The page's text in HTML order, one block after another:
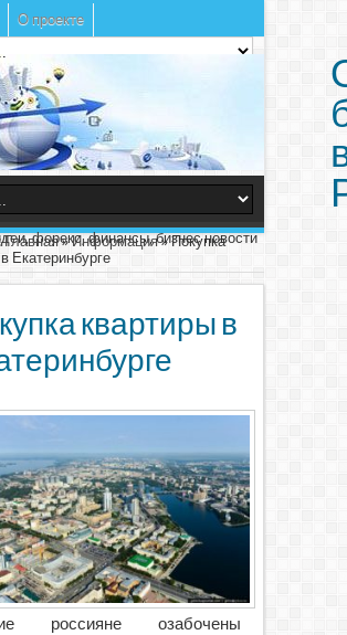
О проекте
форекс, финансы, бизнес новости
Главная»Информация»Покупка
Екатеринбурге
квартиры в
россияне озабочены